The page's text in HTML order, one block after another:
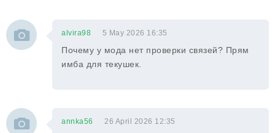
alvira98 5 May 2026 16:35
Почему у мода нет проверки связей? Прям
имба для текушек.
annka56 26 April 2026 12:35